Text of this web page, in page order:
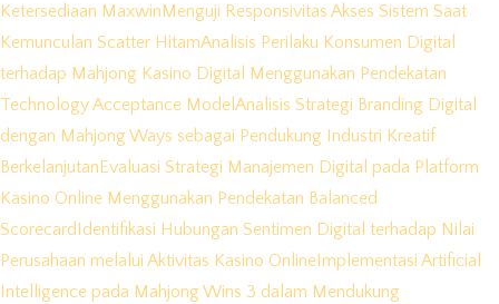
Ketersediaan Maxwin Menguji Responsivitas Akses Sistem Saat
Kemunculan Scatter HitamAnalisis Perilaku Konsumen Digital
terhadap Mahjong Kasino Digital Menggunakan Pendekatan
Technology Acceptance Model Analisis Strategi Branding Digital
dengan Mahjong Ways sebagai Pendukung Industri Kreatif
Berkelanjutan Evaluasi Strategi Manajemen Digital pada Platform
Kasino Online Menggunakan Pendekatan Balanced
Scorecard Identifikasi Hubungan Sentimen Digital terhadap Nilai
Perusahaan melalui Aktivitas Kasino Online Implementasi Artificial
Intelligence pada Mahjong Wins 3 dalam Mendukung